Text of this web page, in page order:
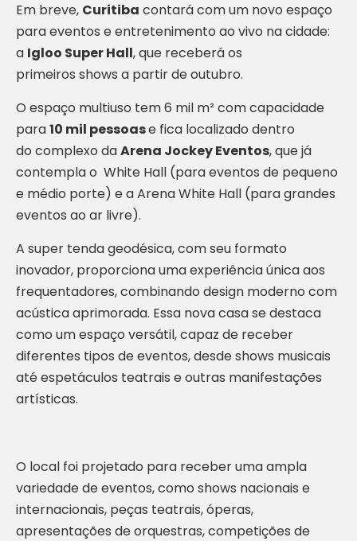
Em breve, Curitiba contará com um novo espaço
para eventos e entretenimento ao vivo na cidade:
a Igloo Super Hall, que receberá os
primeiros shows a partir de outubro.
O espaço multiuso tem 6 mil m² com capacidade
para10 mil pessoase fica localizado dentro
do complexo daArena Jockey Eventos, que já
contempla o White Hall (para eventos de pequeno
e médio porte) e a Arena White Hall (para grandes
eventos ao ar livre).
A super tenda geodésica, com seu formato
inovador, proporciona uma experiência única aos
frequentadores, combinando design moderno com
acústica aprimorada. Essa nova casa se destaca
como um espaço versátil, capaz de receber
diferentes tipos de eventos, desde shows musicais
até espetáculos teatrais e outras manifestações
artísticas.
O local foi projetado para receber uma ampla
variedade de eventos, como shows nacionais e
internacionais, peças teatrais, óperas,
apresentações de orquestras, competições de